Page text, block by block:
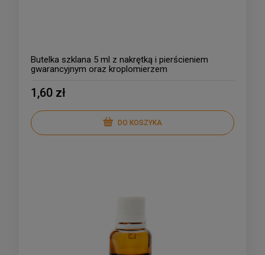
Butelka szklana 5 ml z nakrętką i pierścieniem
gwarancyjnym oraz kroplomierzem
1,60 zł
DO KOSZYKA